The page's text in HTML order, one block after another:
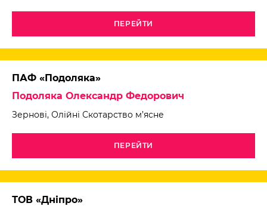
ПЕРЕЙТИ
ПАФ «Подоляка»
Подоляка Олександр Федорович
Зернові, Олійні Скотарство м’ясне
ПЕРЕЙТИ
ТОВ «Дніпро»